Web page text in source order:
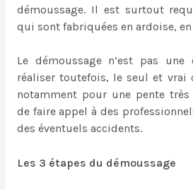
démoussage. Il est surtout
qui sont fabriquées en ardoise,
Le démoussage n’est pas
réaliser toutefois, le seul et vrai
notamment pour une pente
de faire appel à des
des éventuels accidents.
Les 3 étapes du démoussage